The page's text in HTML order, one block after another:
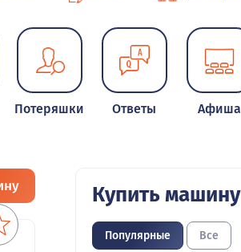
Потеряшки Ответы Афиша
Купить машину
Популярные Все